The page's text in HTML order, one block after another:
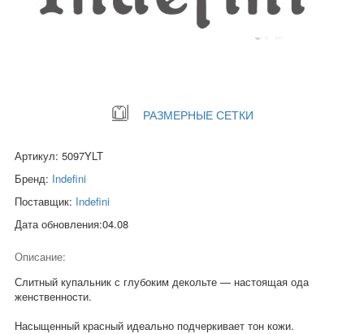
РАЗМЕРНЫЕ СЕТКИ
Артикул: 5097YLT
Бренд: Indefini
Поставщик: Indefini
Дата обновления:04.08
Описание:
Слитный купальник с глубоким декольте — настоящая ода
женственности.
Насыщенный красный идеально подчеркивает тон кожи.